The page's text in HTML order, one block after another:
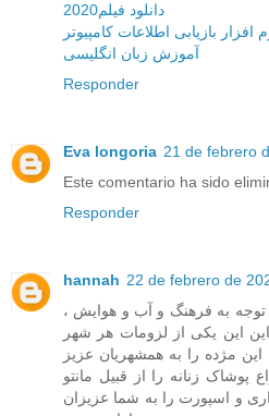
دانلود فیلم2020
افزار بازیابی اطلاعات کامپیوتر
آموزش زبان انگلیسی
Responder
Eva longoria 21 de febrero
Este comentario ha sido
Responder
hannah 22 de febrero de
توجه به فرهنگ و آب و هوایش ،
این یکی از لزومات هر شهر
این مژده را به همشهریان عزیز
زنانه را از قبیل مانتو
و اسپورت را به شما عزیزان